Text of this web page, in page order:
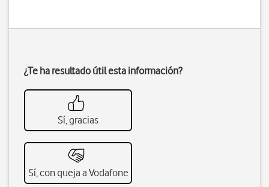
¿Te ha resultado útil esta información?
Sí, gracias
Sí, con queja a Vodafone